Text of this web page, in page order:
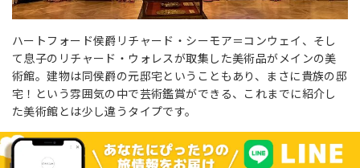
ハートフォード侯爵リチャード・シーモア＝コンウェイ、そし
て息子のリチャード・ウォレスが取集した美術品がメインの美
術館。建物は同侯爵の元邸宅ということもあり、まさに貴族の邸
宅！という雰囲気の中で芸術鑑賞ができる、これまでに紹介し
た美術館とは少し違うタイプです。